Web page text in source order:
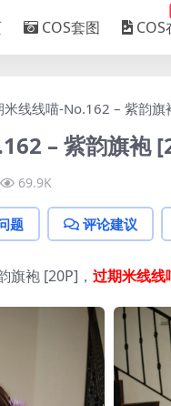
COS套图 COS
米线线喵-No.162 – 紫韵旗
– 紫韵旗袍
69.9K
题 评论建议
旗袍 [20P]， 过期米线线